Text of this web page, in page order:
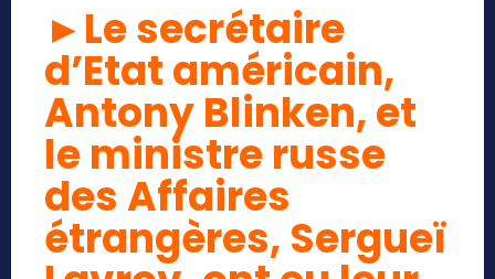
►Le secrétaire
d’Etat américain,
Antony Blinken, et
le ministre russe
des Affaires
étrangères, Sergueï